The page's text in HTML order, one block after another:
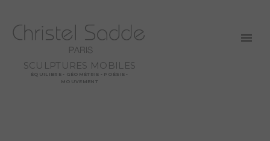
SCULPTURES MOBILES
ÉQUILIBRE - GÉOMÉTRIE - POÉSIE -
MOUVEMENT